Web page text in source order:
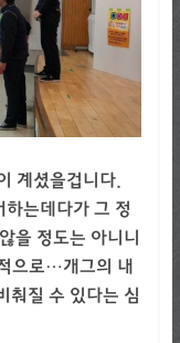
계셨을겁니다.
는데다가 그 정
을 정도는 아니니
으로…개그의 내
춰질 수 있다는 심